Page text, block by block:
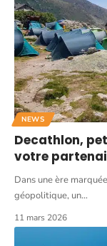
NEWS
Decathlon,
votre
Dans une ère
géopolitique, un…
11 mars 2026